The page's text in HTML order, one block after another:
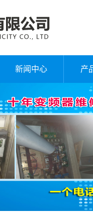
新闻中心
行业动态
常见问题
产